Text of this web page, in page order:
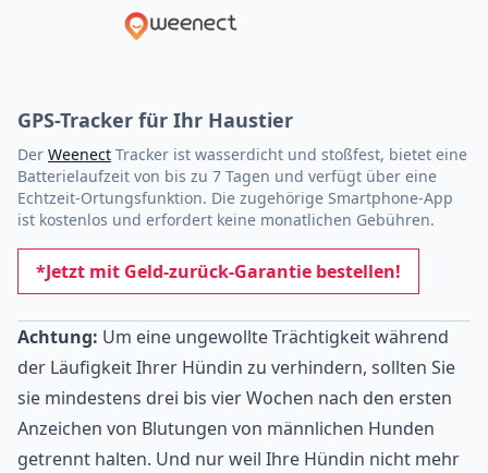
GPS-Tracker für Ihr Haustier
Der Weenect Tracker ist wasserdicht und stoßfest, bietet eine
Batterielaufzeit von bis zu 7 Tagen und verfügt über eine
Echtzeit-Ortungsfunktion. Die zugehörige Smartphone-App
ist kostenlos und erfordert keine monatlichen Gebühren.
*Jetzt mit Geld-zurück-Garantie bestellen!
Achtung: Um eine ungewollte Trächtigkeit während
der Läufigkeit Ihrer Hündin zu verhindern, sollten Sie
sie mindestens drei bis vier Wochen nach den ersten
Anzeichen von Blutungen von männlichen Hunden
getrennt halten. Und nur weil Ihre Hündin nicht mehr